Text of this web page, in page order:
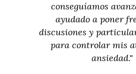
conseguíamos
ayudado a poner
discusiones y
para controlar mis
ansiedad."